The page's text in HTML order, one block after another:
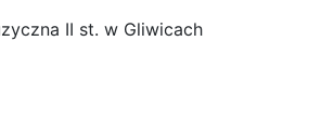
II st. w Gliwicach